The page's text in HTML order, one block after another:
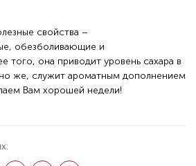
свойства –
обезболивающие и
того, она приводит уровень сахара в
же, служит ароматным дополнением
Вам хорошей недели!